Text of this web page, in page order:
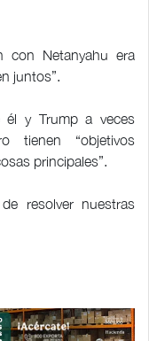
con Netanyahu era
juntos”.
él y Trump a veces
tienen “objetivos
principales”.
resolver nuestras